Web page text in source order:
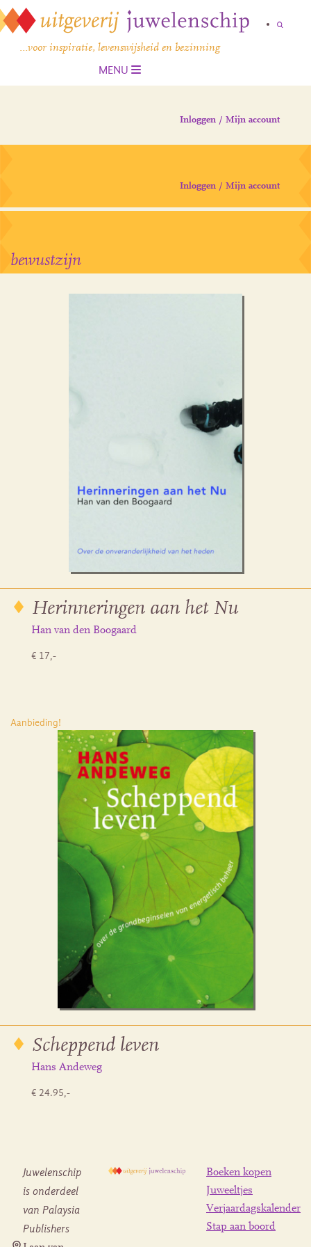
…voor inspiratie, levenswijsheid en bezinning
MENU
Inloggen / Mijn account
Inloggen / Mijn account
bewustzijn
Herinneringen aan het Nu
Han van den Boogaard
€ 17,-
Aanbieding!
Scheppend leven
Hans Andeweg
€ 24.95,-
Juwelenschip
is onderdeel
van Palaysia
Publishers
Boeken kopen
Juweeltjes
Verjaardagskalender
Stap aan boord